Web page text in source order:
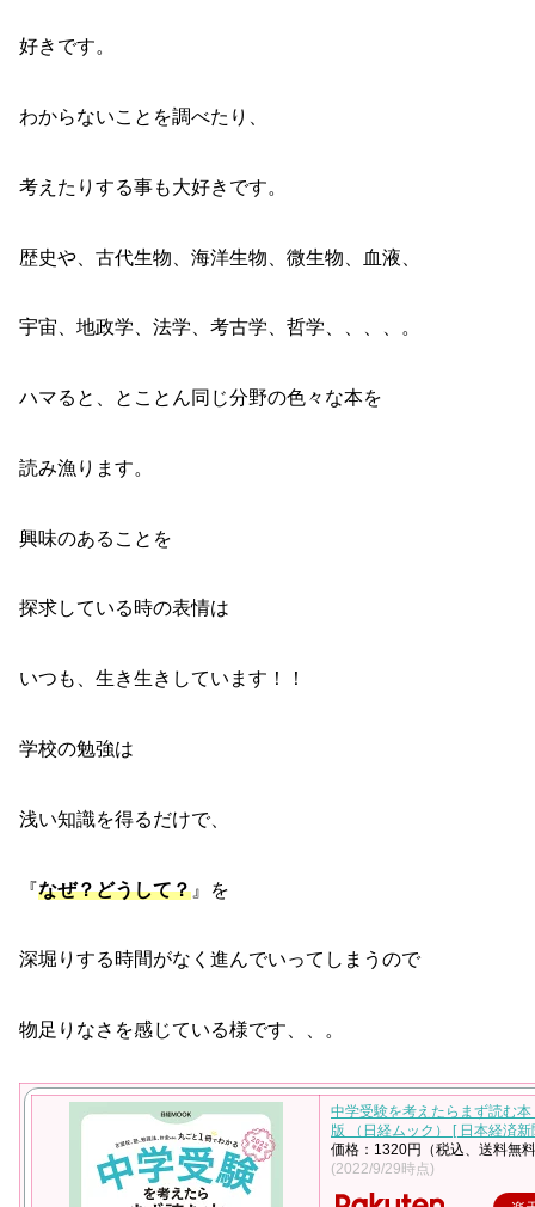
好きです。
わからないことを調べたり、
考えたりする事も大好きです。
歴史や、古代生物、海洋生物、微生物、血液、
宇宙、地政学、法学、考古学、哲学、、、、。
ハマると、とことん同じ分野の色々な本を
読み漁ります。
興味のあることを
探求している時の表情は
いつも、生き生きしています！！
学校の勉強は
浅い知識を得るだけで、
『なぜ？どうして？ 』を
深堀りする時間がなく進んでいってしまうので
物足りなさを感じている様です、、。
中学受験を考えたらまず読む
版 （日経ムック） [ 日本経済新
価格：1320円（税込、送料無
(2022/9/29時点)